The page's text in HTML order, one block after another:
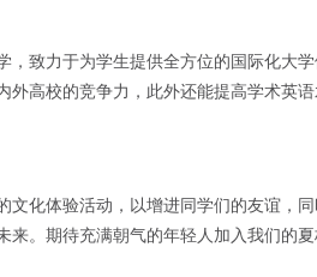
，致力于为学生提供全方位的国际化大
外高校的竞争力，此外还能提高学术英
文化体验活动，以增进同学们的友谊，
来。期待充满朝气的年轻人加入我们的